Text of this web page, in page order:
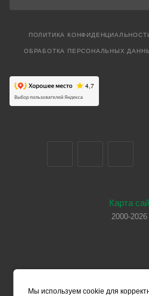
ПОЛИТИКА
ОБРАБОТКА ПЕРСОНАЛЬНЫХ
Карта
2000-
Мы используем cookie для